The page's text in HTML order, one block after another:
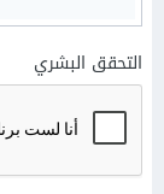
التحقق البشري